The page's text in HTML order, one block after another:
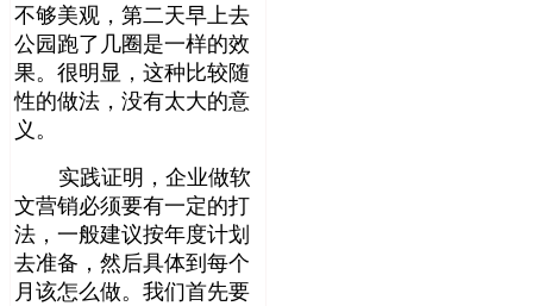
不够美观，第二天早上去
公园跑了几圈是一样的效
果。很明显，这种比较随
性的做法，没有太大的意
义。
实践证明，企业做软
文营销必须要有一定的打
法，一般建议按年度计划
去准备，然后具体到每个
月该怎么做。我们首先要